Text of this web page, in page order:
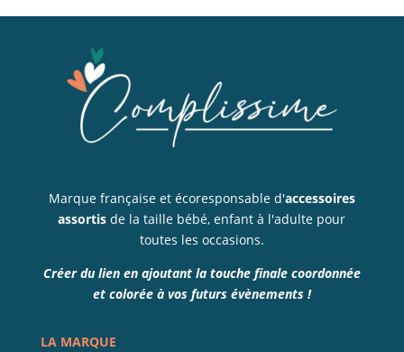
Marque française et écoresponsable d'accessoires
assortis de la taille bébé, enfant à l'adulte pour
toutes les occasions.
Créer du lien en ajoutant la touche finale coordonnée
et colorée à vos futurs évènements !
LA MARQUE